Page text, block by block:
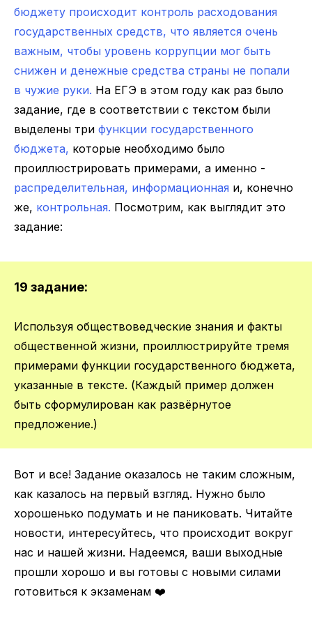
бюджету происходит контроль расходования
государственных средств, что является очень
важным, чтобы уровень коррупции мог быть
снижен и денежные средства страны не попали
в чужие руки. На ЕГЭ в этом году как раз было
задание, где в соответствии с текстом были
выделены три функции государственного
бюджета, которые необходимо было
проиллюстрировать примерами, а именно -
распределительная, информационная и, конечно
же, контрольная. Посмотрим, как выглядит это
задание:
19 задание:
Используя обществоведческие знания и факты
общественной жизни, проиллюстрируйте тремя
примерами функции государственного бюджета,
указанные в тексте. (Каждый пример должен
быть сформулирован как развёрнутое
предложение.)
Вот и все! Задание оказалось не таким сложным,
как казалось на первый взгляд. Нужно было
хорошенько подумать и не паниковать. Читайте
новости, интересуйтесь, что происходит вокруг
нас и нашей жизни. Надеемся, ваши выходные
прошли хорошо и вы готовы с новыми силами
готовиться к экзаменам ❤️